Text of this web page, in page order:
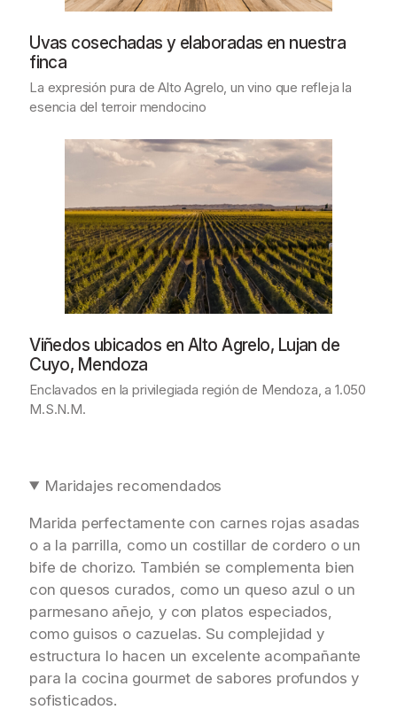
Uvas cosechadas y elaboradas en nuestra
finca
La expresión pura de Alto Agrelo, un vino que refleja la
esencia del terroir mendocino
Viñedos ubicados en Alto Agrelo, Lujan de
Cuyo, Mendoza
Enclavados en la privilegiada región de Mendoza, a 1.050
M.S.N.M.
Maridajes recomendados
Marida perfectamente con carnes rojas asadas
o a la parrilla, como un costillar de cordero o un
bife de chorizo. También se complementa bien
con quesos curados, como un queso azul o un
parmesano añejo, y con platos especiados,
como guisos o cazuelas. Su complejidad y
estructura lo hacen un excelente acompañante
para la cocina gourmet de sabores profundos y
sofisticados.